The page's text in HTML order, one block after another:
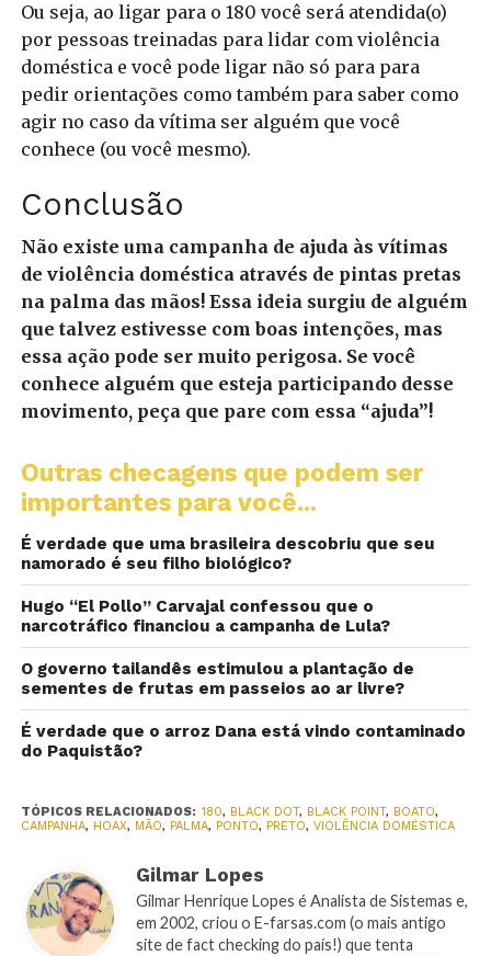
Ou seja, ao ligar para o 180 você será atendida(o)
por pessoas treinadas para lidar com violência
doméstica e você pode ligar não só para para
pedir orientações como também para saber como
agir no caso da vítima ser alguém que você
conhece (ou você mesmo).
Conclusão
Não existe uma campanha de ajuda às vítimas
de violência doméstica através de pintas pretas
na palma das mãos! Essa ideia surgiu de alguém
que talvez estivesse com boas intenções, mas
essa ação pode ser muito perigosa. Se você
conhece alguém que esteja participando desse
movimento, peça que pare com essa “ajuda”!
Outras checagens que podem ser
importantes para você...
É verdade que uma brasileira descobriu que seu
namorado é seu filho biológico?
Hugo “El Pollo” Carvajal confessou que o
narcotráfico financiou a campanha de Lula?
O governo tailandês estimulou a plantação de
sementes de frutas em passeios ao ar livre?
É verdade que o arroz Dana está vindo contaminado
do Paquistão?
TÓPICOS RELACIONADOS: 180, BLACK DOT, BLACK POINT, BOATO,
CAMPANHA, HOAX, MÃO, PALMA, PONTO, PRETO, VIOLÊNCIA DOMÉSTICA
Gilmar Lopes
Gilmar Henrique Lopes é Analista de Sistemas e,
em 2002, criou o E-farsas.com (o mais antigo
site de fact checking do país!) que tenta